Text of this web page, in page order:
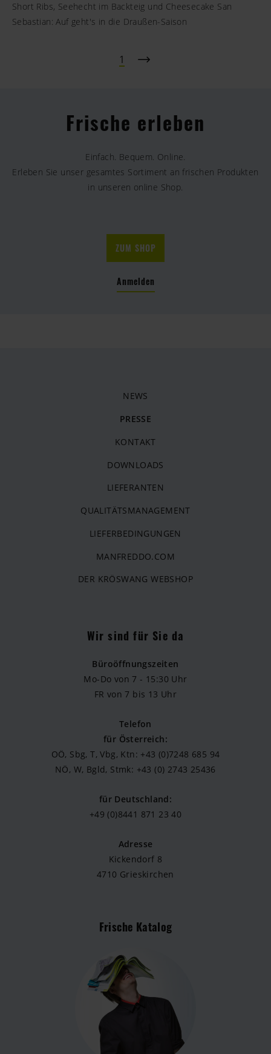
Short Ribs, Seehecht im Backteig und Cheesecake San
Sebastian: Auf geht's in die Draußen-Saison
1
Frische erleben
Einfach. Bequem. Online.
Erleben Sie unser gesamtes Sortiment an frischen Produkten
in unseren online Shop.
ZUM SHOP
Anmelden
NEWS
PRESSE
KONTAKT
DOWNLOADS
LIEFERANTEN
QUALITÄTSMANAGEMENT
LIEFERBEDINGUNGEN
MANFREDDO.COM
DER KRÖSWANG WEBSHOP
Wir sind für Sie da
Büroöffnungszeiten
Mo-Do von 7 - 15:30 Uhr
FR von 7 bis 13 Uhr
Telefon
für Österreich:
OÖ, Sbg, T, Vbg, Ktn: +43 (0)7248 685 94
NÖ, W, Bgld, Stmk: +43 (0) 2743 25436
für Deutschland:
+49 (0)8441 871 23 40
Adresse
Kickendorf 8
4710 Grieskirchen
Frische Katalog